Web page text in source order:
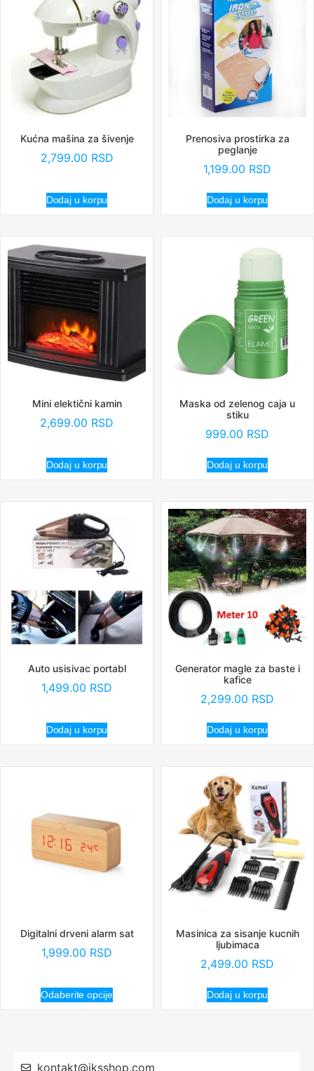
Kućna mašina za šivenje
2,799.00 RSD
Dodaj u korpu
Prenosiva prostirka za
peglanje
1,199.00 RSD
Dodaj u korpu
Mini elektični kamin
2,699.00 RSD
Dodaj u korpu
Maska od zelenog caja u
stiku
999.00 RSD
Dodaj u korpu
Auto usisivac portabl
1,499.00 RSD
Dodaj u korpu
Generator magle za baste i
kafice
2,299.00 RSD
Dodaj u korpu
Digitalni drveni alarm sat
1,999.00 RSD
Odaberite opcije
Masinica za sisanje kucnih
ljubimaca
2,499.00 RSD
Dodaj u korpu
kontakt@iksshop.com